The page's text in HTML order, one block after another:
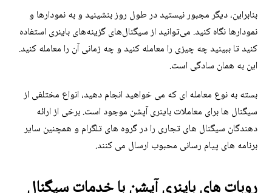
بنابراین، دیگر مجبور نیستید در طول روز بنشینید و به نمودارها و
نمودارها نگاه کنید. می‌توانید از سیگنال‌های گزینه‌های باینری استفاده
کنید تا ببینید چه چیزی را معامله کنید و چه زمانی آن را معامله کنید.
این به همان سادگی است.
بسته به نوع معامله ای که می خواهید انجام دهید، انواع مختلفی از
سیگنال ها برای معاملات باینری آپشن موجود است. برخی از ارائه
دهندگان سیگنال های تجاری را در گروه های تلگرام و همچنین سایر
برنامه های پیام رسانی محبوب ارسال می کنند.